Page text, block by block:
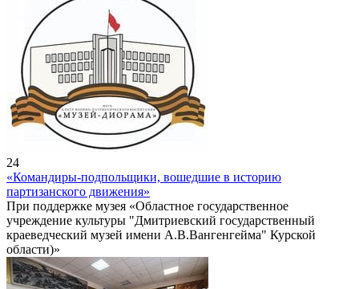
24
«Командиры-подпольщики, вошедшие в историю
партизанского движения»
При поддержке музея «Областное государственное
учреждение культуры "Дмитриевский государственный
краеведческий музей имени А.В.Вангенгейма" Курской
области)»